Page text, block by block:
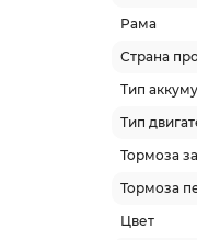
Рама
Страна
Тип
Тип
Тормоза
Тормоза
Цвет